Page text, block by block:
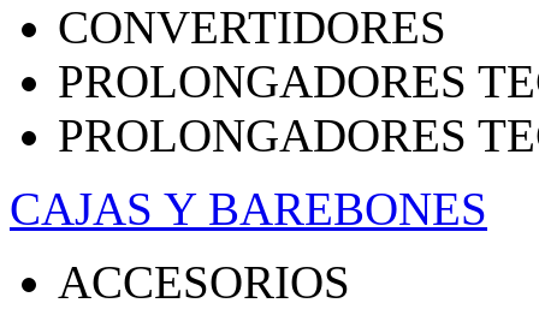
CONVERTIDORES
PROLONGADORES
PROLONGADORES
CAJAS Y BAREBONES
ACCESORIOS